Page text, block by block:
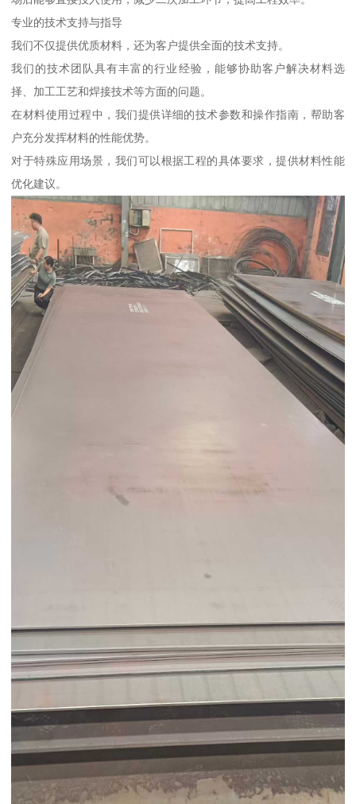
专业的技术支持与指导
我们不仅提供优质材料，还为客户提供全面的技术支持。
我们的技术团队具有丰富的行业经验，能够协助客户解决材料选
择、加工工艺和焊接技术等方面的问题。
在材料使用过程中，我们提供详细的技术参数和操作指南，帮助客
户充分发挥材料的性能优势。
对于特殊应用场景，我们可以根据工程的具体要求，提供材料性能
优化建议。